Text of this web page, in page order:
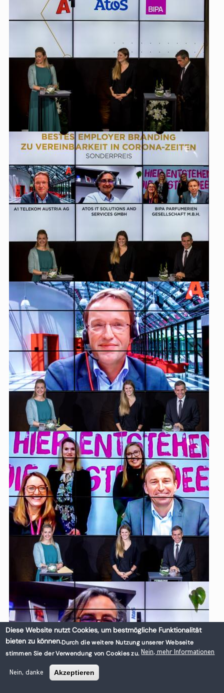
Diese Website nutzt Cookies, um bestmögliche Funktionalität
bieten zu können.Durch die weitere Nutzung unserer Webseite
stimmen Sie der Verwendung von Cookies zu. Nein, mehr Informationen
Nein, danke Akzeptieren